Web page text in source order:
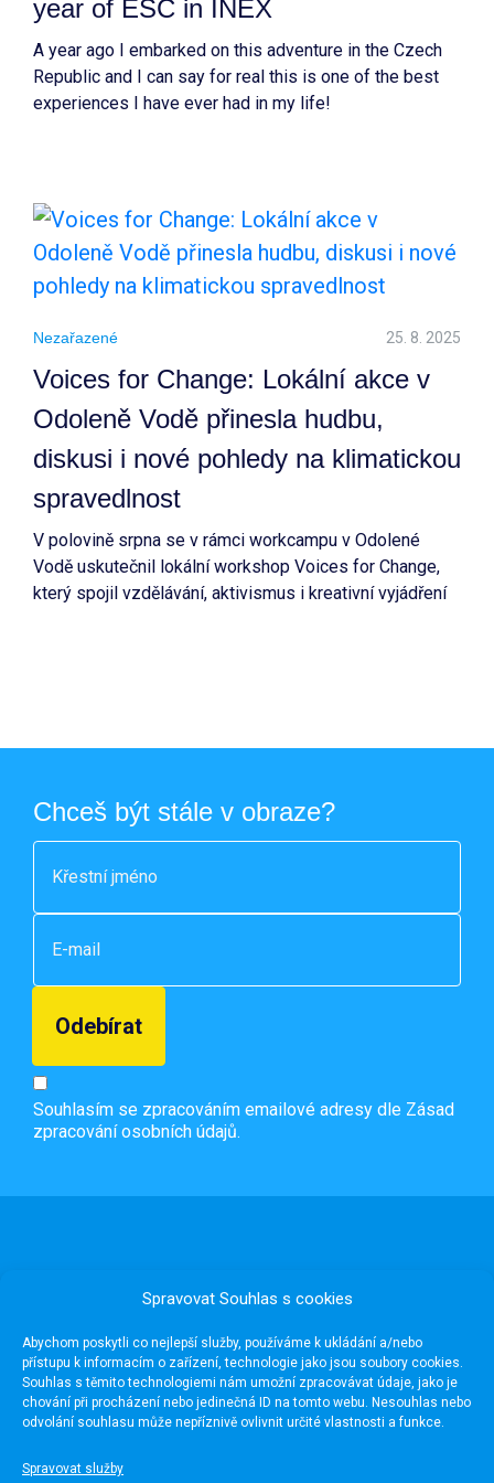
Spravovat Souhlas s cookies
Abychom poskytli co nejlepší služby, používáme k ukládání a/nebo
přístupu k informacím o zařízení, technologie jako jsou soubory cookies.
Souhlas s těmito technologiemi nám umožní zpracovávat údaje, jako je
chování při procházení nebo jedinečná ID na tomto webu. Nesouhlas nebo
odvolání souhlasu může nepříznivě ovlivnit určité vlastnosti a funkce.
Spravovat služby
year of ESC in INEX
A year ago I embarked on this adventure in the Czech
Republic and I can say for real this is one of the best
experiences I have ever had in my life!
Nezařazené 25. 8. 2025
Voices for Change: Lokální akce v
Odoleně Vodě přinesla hudbu,
diskusi i nové pohledy na klimatickou
spravedlnost
V polovině srpna se v rámci workcampu v Odolené
Vodě uskutečnil lokální workshop Voices for Change,
který spojil vzdělávání, aktivismus i kreativní vyjádření
Chceš být stále v obraze?
Souhlasím se zpracováním emailové adresy dle Zásad
zpracování osobních údajů.